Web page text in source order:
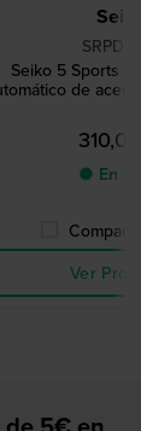
Seiko 5 Sports
de
● En
Ver